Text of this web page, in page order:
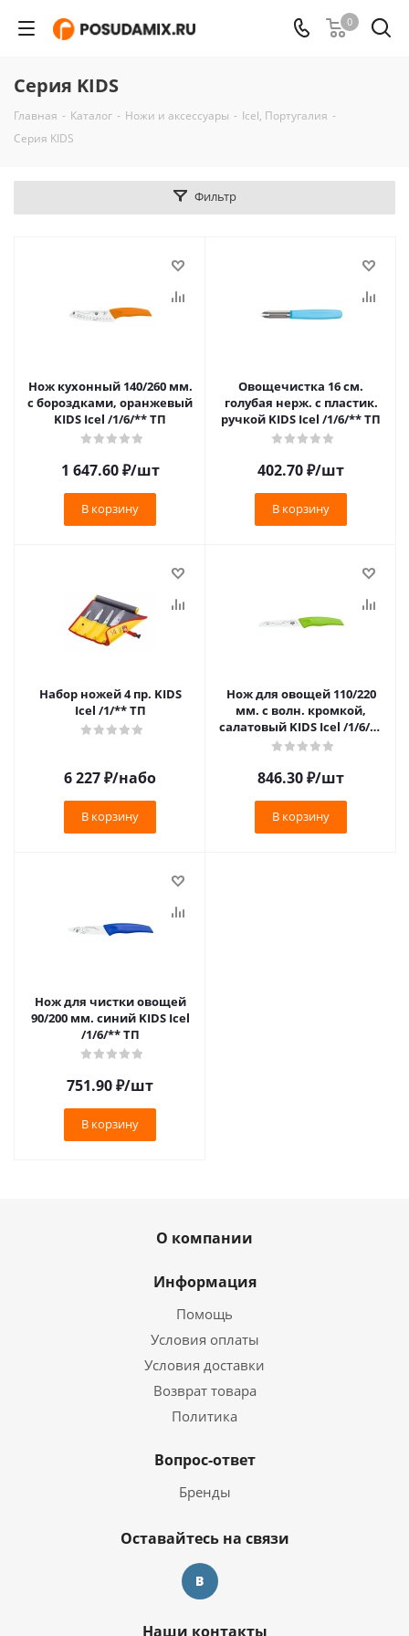
0
Серия KIDS
Главная - Каталог - Ножи и аксессуары - Icel, Португалия -
Серия KIDS
Фильтр
Нож кухонный 140/260 мм.
с бороздками, оранжевый
KIDS Icel /1/6/** ТП
1 647.60₽/шт
В корзину
Овощечистка 16 см.
голубая нерж. с пластик.
ручкой KIDS Icel /1/6/** ТП
402.70₽/шт
В корзину
Набор ножей 4 пр. KIDS
Icel /1/** ТП
6 227₽/набо
В корзину
Нож для овощей 110/220
мм. с волн. кромкой,
салатовый KIDS Icel /1/6/**
ТП
846.30₽/шт
В корзину
Нож для чистки овощей
90/200 мм. синий KIDS Icel
/1/6/** ТП
751.90₽/шт
В корзину
О компании
Информация
Помощь
Условия оплаты
Условия доставки
Возврат товара
Политика
Вопрос-ответ
Бренды
Оставайтесь на связи
Наши контакты